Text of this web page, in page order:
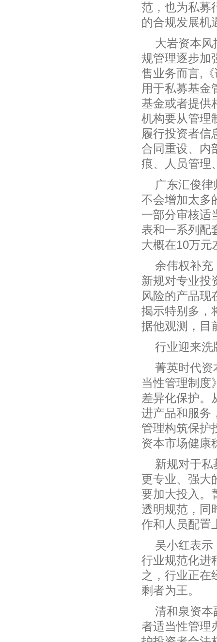
范，也为私募
的合规发展机
大岩资本
规管理逐步加
售业务而言,
用于私募基金
基金或者提供
机构要从管理
履行投资者信
合同重设、内
痕、人员管理
广东汇俊
不会增加太多
一部分审核适
表和一系列配
大概在10万元
余伟权补充
新规对专业投
风险的产品现
揭示特别多，
据他观测，目
行业迎来洗
菁英时代资
当性管理制度
差异化保护。
进产品和服务
管理构筑保护
资本市场健康
新规对于
更专业、强大
要加大投入。
透明规范，同
作和人员配置
吴小红表
行业规范化进
之，行业正在
剩者为王。
清和泉资本
者适当性管理